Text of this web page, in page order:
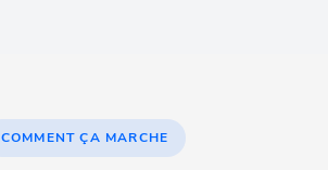
COMMENT ÇA MARCHE